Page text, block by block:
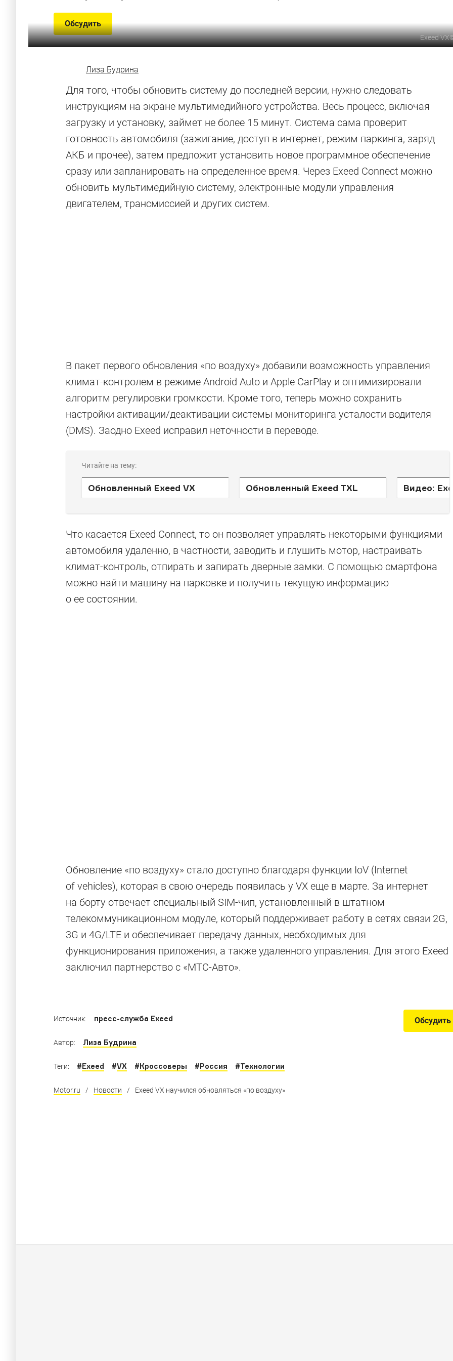
Обсудить
Exeed VX
Лиза Будрина
Для того, чтобы обновить систему до последней версии, нужно следовать
инструкциям на экране мультимедийного устройства. Весь процесс, включая
загрузку и установку, займет не более 15 минут. Система сама проверит
готовность автомобиля (зажигание, доступ в интернет, режим паркинга, заряд
АКБ и прочее), затем предложит установить новое программное обеспечение
сразу или запланировать на определенное время. Через Exeed Connect можно
обновить мультимедийную систему, электронные модули управления
двигателем, трансмиссией и других систем.
В пакет первого обновления «по воздуху» добавили возможность управления
климат-контролем в режиме Android Auto и Apple CarPlay и оптимизировали
алгоритм регулировки громкости. Кроме того, теперь можно сохранить
настройки активации/деактивации системы мониторинга усталости водителя
(DMS). Заодно Exeed исправил неточности в переводе.
Читайте на тему:
Обновленный Exeed VX Обновленный Exeed TXL Видео:
Что касается Exeed Connect, то он позволяет управлять некоторыми функциями
автомобиля удаленно, в частности, заводить и глушить мотор, настраивать
климат-контроль, отпирать и запирать дверные замки. С помощью смартфона
можно найти машину на парковке и получить текущую информацию
о ее состоянии.
Обновление «по воздуху» стало доступно благодаря функции IoV (Internet
of vehicles), которая в свою очередь появилась у VX еще в марте. За интернет
на борту отвечает специальный SIM-чип, установленный в штатном
телекоммуникационном модуле, который поддерживает работу в сетях связи 2G,
3G и 4G/LTE и обеспечивает передачу данных, необходимых для
функционирования приложения, а также удаленного управления. Для этого Exeed
заключил партнерство с «МТС-Авто».
Обновлённые «китайцы»
Знакомые машины из КНР, которые приготовили для нас что-то новенькое
Обсудить
Источник: пресс-служба Exeed
Автор: Лиза Будрина
Теги: #Exeed #VX #Кроссоверы #Россия #Технологии
Motor.ru / Новости / Exeed VX научился обновляться «по воздуху»